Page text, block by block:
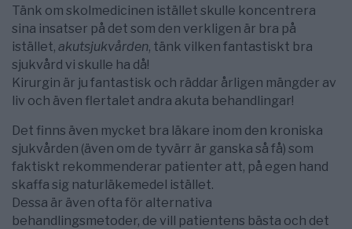
Tänk om skolmedicinen istället skulle koncentrera
sina insatser på det som den verkligen är bra på
istället, akutsjukvården, tänk vilken fantastiskt bra
sjukvård vi skulle ha då!
Kirurgin är ju fantastisk och räddar årligen mängder av
liv och även flertalet andra akuta behandlingar!
Det finns även mycket bra läkare inom den kroniska
sjukvården (även om de tyvärr är ganska så få) som
faktiskt rekommenderar patienter att, på egen hand
skaffa sig naturläkemedel istället.
Dessa är även ofta för alternativa
behandlingsmetoder, de vill patientens bästa och det